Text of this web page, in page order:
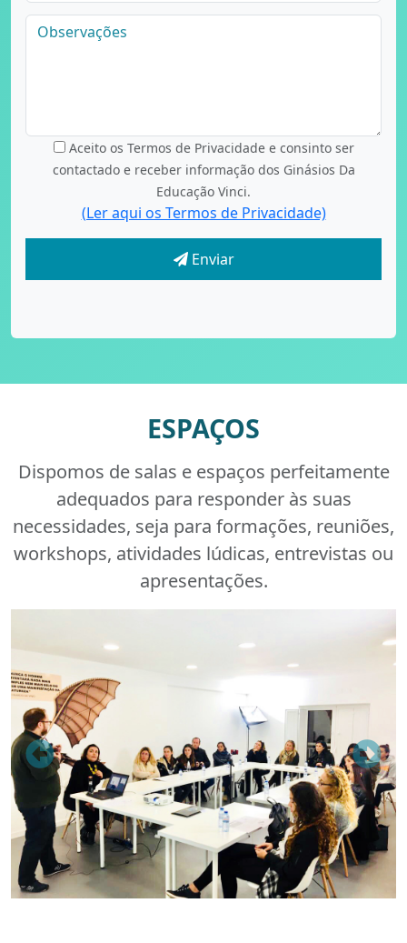
Aceito os Termos de Privacidade e consinto ser
contactado e receber informação dos Ginásios Da
Educação Vinci.
(Ler aqui os Termos de Privacidade)
Enviar
ESPAÇOS
Dispomos de salas e espaços perfeitamente
adequados para responder às suas
necessidades, seja para formações, reuniões,
workshops, atividades lúdicas, entrevistas ou
apresentações.